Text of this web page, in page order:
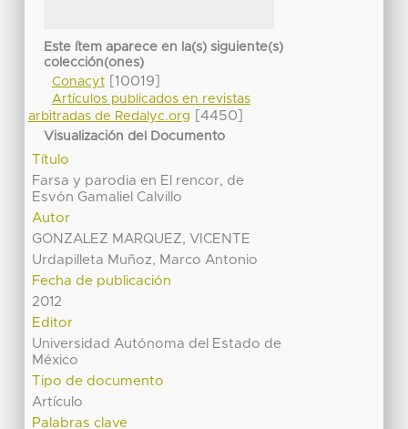
Este ítem aparece en la(s) siguiente(s)
colección(ones)
Conacyt[10019]
Artículos publicados en revistas
arbitradas de Redalyc.org
[4450]
Visualización del Documento
Título
Farsa y parodia en El rencor, de
Esvón Gamaliel Calvillo
Autor
GONZALEZ MARQUEZ, VICENTE
Urdapilleta Muñoz, Marco Antonio
Fecha de publicación
2012
Editor
Universidad Autónoma del Estado de
México
Tipo de documento
Artículo
Palabras clave